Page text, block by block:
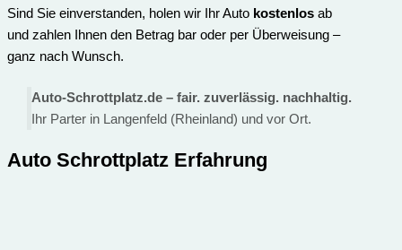
Sind Sie einverstanden, holen wir Ihr Auto kostenlos ab
und zahlen Ihnen den Betrag bar oder per Überweisung –
ganz nach Wunsch.
Auto-Schrottplatz.de – fair. zuverlässig. nachhaltig.
Ihr Parter in Langenfeld (Rheinland) und vor Ort.
Auto Schrottplatz Erfahrung